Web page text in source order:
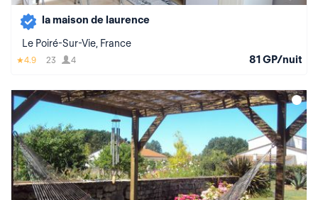
la maison de laurence
Le Poiré-Sur-Vie, France
4.9 23 4 81 GP/nuit